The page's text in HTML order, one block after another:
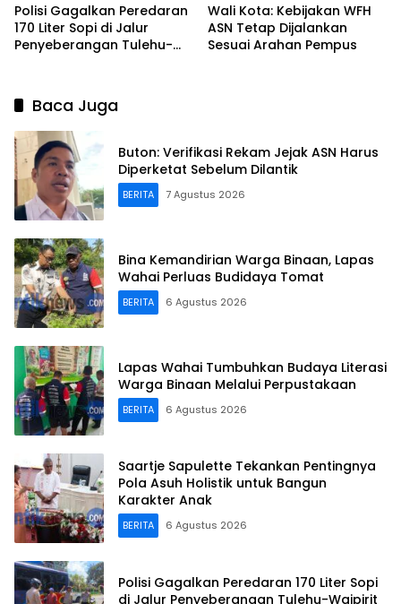
Polisi Gagalkan Peredaran
170 Liter Sopi di Jalur
Penyeberangan Tulehu-
Wali Kota: Kebijakan WFH
ASN Tetap Dijalankan
Sesuai Arahan Pempus
Baca Juga
Buton: Verifikasi Rekam Jejak ASN Harus
Diperketat Sebelum Dilantik
BERITA 7 Agustus 2026
Bina Kemandirian Warga Binaan, Lapas
Wahai Perluas Budidaya Tomat
BERITA 6 Agustus 2026
Lapas Wahai Tumbuhkan Budaya Literasi
Warga Binaan Melalui Perpustakaan
BERITA 6 Agustus 2026
Saartje Sapulette Tekankan Pentingnya
Pola Asuh Holistik untuk Bangun
Karakter Anak
BERITA 6 Agustus 2026
Polisi Gagalkan Peredaran 170 Liter Sopi
di Jalur Penyeberangan Tulehu-Waipirit